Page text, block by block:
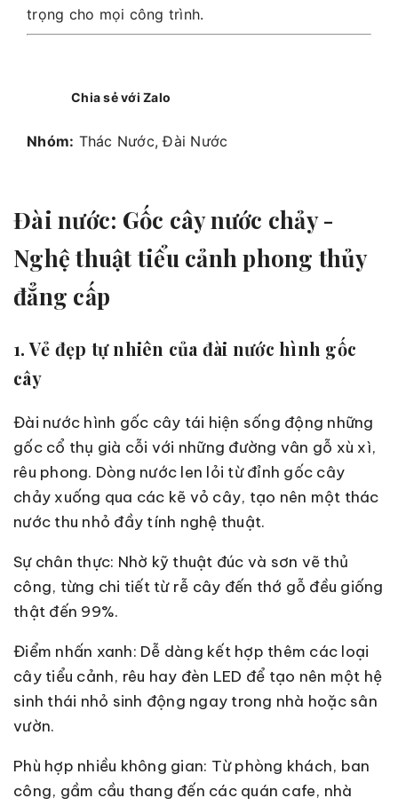
trọng cho mọi công trình.
Chia sẻ với Zalo
Nhóm: Thác Nước, Đài Nước
Đài nước: Gốc cây nước chảy -
Nghệ thuật tiểu cảnh phong thủy
đẳng cấp
1. Vẻ đẹp tự nhiên của đài nước hình gốc
cây
Đài nước hình gốc cây tái hiện sống động những
gốc cổ thụ già cỗi với những đường vân gỗ xù xì,
rêu phong. Dòng nước len lỏi từ đỉnh gốc cây
chảy xuống qua các kẽ vỏ cây, tạo nên một thác
nước thu nhỏ đầy tính nghệ thuật.
Sự chân thực: Nhờ kỹ thuật đúc và sơn vẽ thủ
công, từng chi tiết từ rễ cây đến thớ gỗ đều giống
thật đến 99%.
Điểm nhấn xanh: Dễ dàng kết hợp thêm các loại
cây tiểu cảnh, rêu hay đèn LED để tạo nên một hệ
sinh thái nhỏ sinh động ngay trong nhà hoặc sân
vườn.
Phù hợp nhiều không gian: Từ phòng khách, ban
công, gầm cầu thang đến các quán cafe, nhà